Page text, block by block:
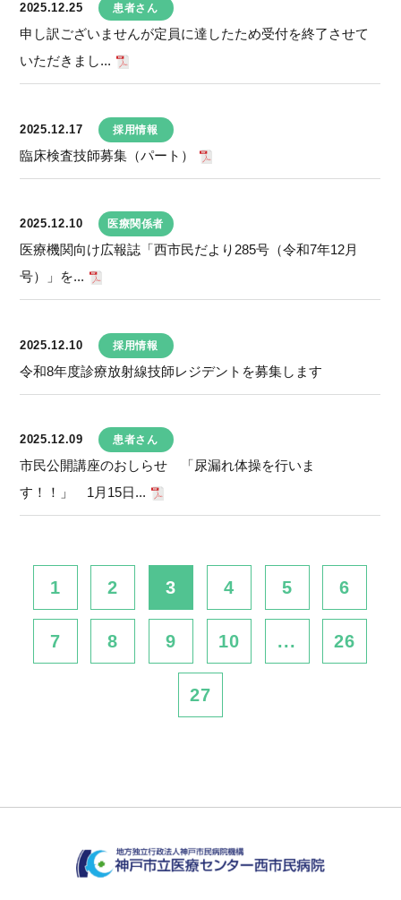
2025.12.25 患者さん
申し訳ございませんが定員に達したため受付を終了させて
いただきまし...
2025.12.17 採用情報
臨床検査技師募集（パート）
2025.12.10 医療関係者
医療機関向け広報誌「西市民だより285号（令和7年12月
号）」を...
2025.12.10 採用情報
令和8年度診療放射線技師レジデントを募集します
2025.12.09 患者さん
市民公開講座のおしらせ 「尿漏れ体操を行いま
す！！」 1月15日...
1 2 3 4 5 6
7 8 9 10 ... 26
27